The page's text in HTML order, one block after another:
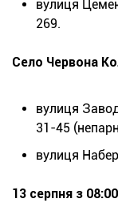
вулиця
269.
Село Червона
вулиця
31-45
вулиця
13 серпня з